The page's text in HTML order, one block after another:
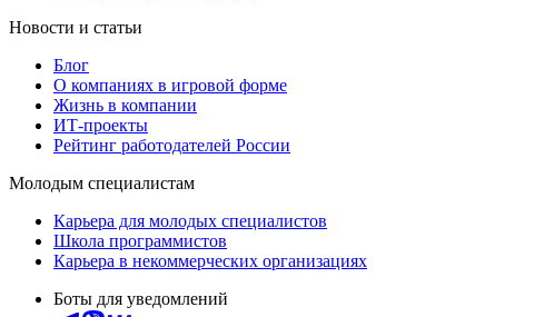
Новости и статьи
Блог
О компаниях в игровой форме
Жизнь в компании
ИТ-проекты
Рейтинг работодателей России
Молодым специалистам
Карьера для молодых специалистов
Школа программистов
Карьера в некоммерческих организациях
Боты для уведомлений